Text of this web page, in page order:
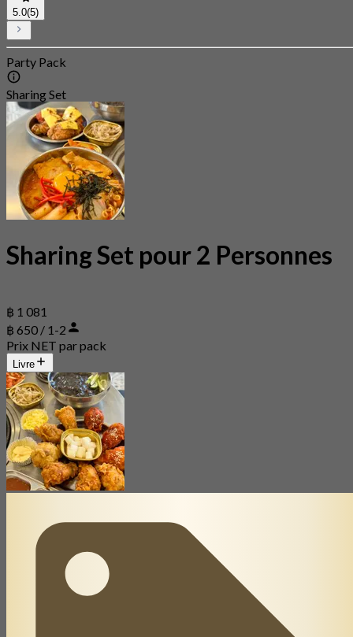
5.0(5)
Party Pack
Sharing Set
Sharing Set pour 2 Personnes
฿ 1 081
฿ 650 / 1-2
Prix NET par pack
Livre